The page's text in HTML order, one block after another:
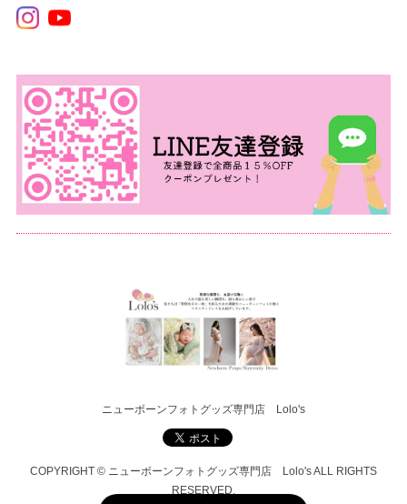
ニューボーンフォトグッズ専門店 Lolo's
COPYRIGHT © ニューボーンフォトグッズ専門店 Lolo's ALL RIGHTS
RESERVED.